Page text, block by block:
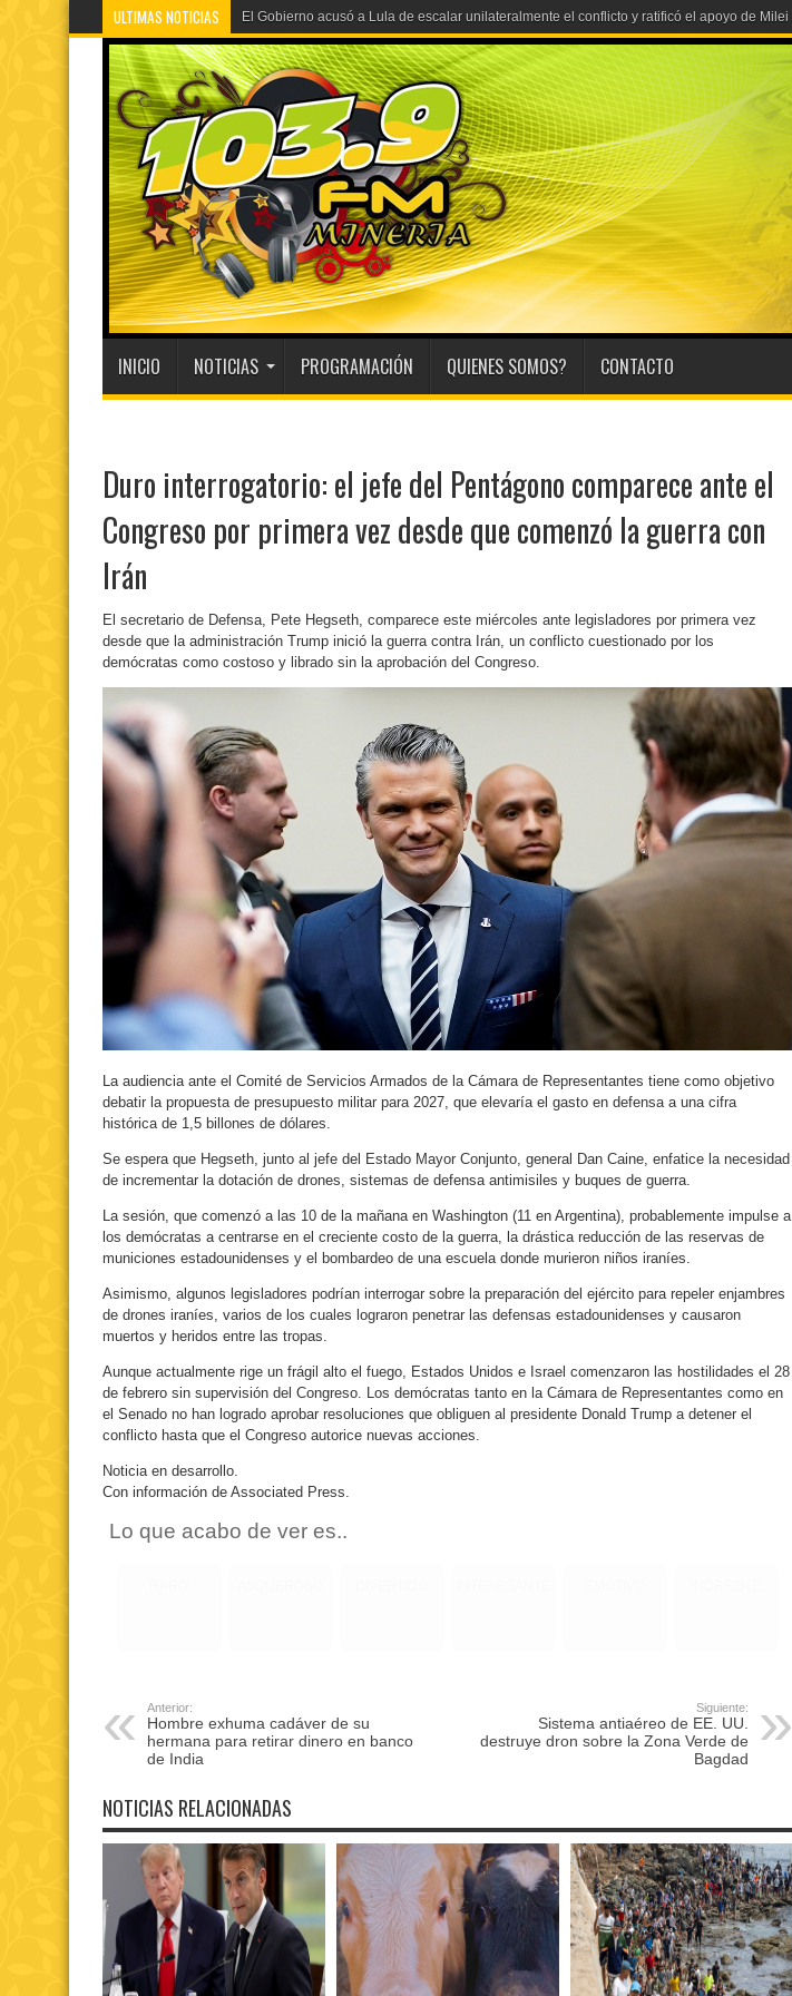
ULTIMAS NOTICIAS A un año del caso del preceptor que mat
INICIO NOTICIAS PROGRAMACIÓN QUIENES SOMOS? CONTACTO
Duro interrogatorio: el jefe del Pentágono comparece ante el
Congreso por primera vez desde que comenzó la guerra con
Irán
El secretario de Defensa, Pete Hegseth, comparece este miércoles ante legisladores por primera vez
desde que la administración Trump inició la guerra contra Irán, un conflicto cuestionado por los
demócratas como costoso y librado sin la aprobación del Congreso.
La audiencia ante el Comité de Servicios Armados de la Cámara de Representantes tiene como objetivo
debatir la propuesta de presupuesto militar para 2027, que elevaría el gasto en defensa a una cifra
histórica de 1,5 billones de dólares.
Se espera que Hegseth, junto al jefe del Estado Mayor Conjunto, general Dan Caine, enfatice la necesidad
de incrementar la dotación de drones, sistemas de defensa antimisiles y buques de guerra.
La sesión, que comenzó a las 10 de la mañana en Washington (11 en Argentina), probablemente impulse a
los demócratas a centrarse en el creciente costo de la guerra, la drástica reducción de las reservas de
municiones estadounidenses y el bombardeo de una escuela donde murieron niños iraníes.
Asimismo, algunos legisladores podrían interrogar sobre la preparación del ejército para repeler enjambres
de drones iraníes, varios de los cuales lograron penetrar las defensas estadounidenses y causaron
muertos y heridos entre las tropas.
Aunque actualmente rige un frágil alto el fuego, Estados Unidos e Israel comenzaron las hostilidades el 28
de febrero sin supervisión del Congreso. Los demócratas tanto en la Cámara de Representantes como en
el Senado no han logrado aprobar resoluciones que obliguen al presidente Donald Trump a detener el
conflicto hasta que el Congreso autorice nuevas acciones.
Noticia en desarrollo.
Con información de Associated Press.
Lo que acabo de ver es..
Anterior:
Hombre exhuma cadáver de su
hermana para retirar dinero en banco
de India
Siguiente:
Sistema antiaéreo de EE. UU.
destruye dron sobre la Zona Verde de
Bagdad
NOTICIAS RELACIONADAS